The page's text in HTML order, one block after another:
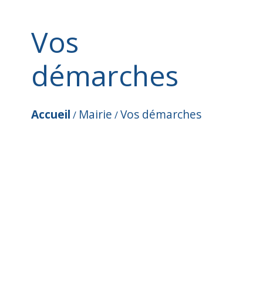
Vos
démarches
Accueil / Mairie /Vos démarches